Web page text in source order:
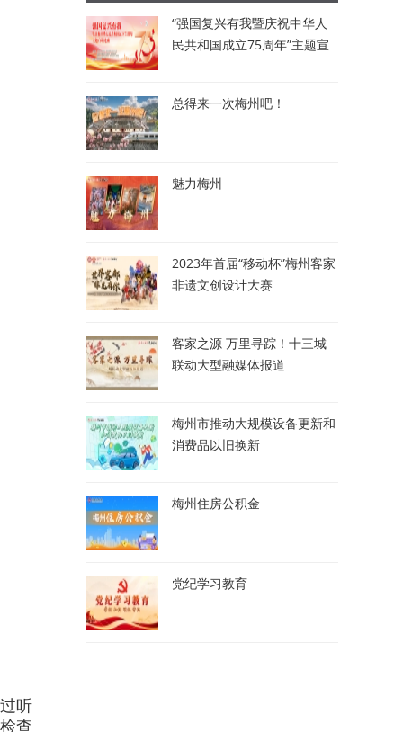
听
查
“强国复兴有我暨庆祝中华人
民共和国成立75周年”主题宣
总得来一次梅州吧！
魅力梅州
2023年首届“移动杯”梅州客家
非遗文创设计大赛
客家之源 万里寻踪！十三城
联动大型融媒体报道
梅州市推动大规模设备更新和
消费品以旧换新
梅州住房公积金
党纪学习教育